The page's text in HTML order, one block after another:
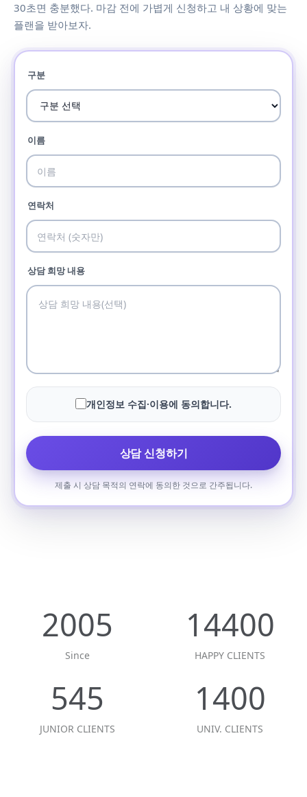
30초면 충분했다. 마감 전에 가볍게 신청하고 내 상황에 맞는
플랜을 받아보자.
구분
이름
연락처
상담 희망 내용
개인정보 수집·이용에 동의합니다.
상담 신청하기
제출 시 상담 목적의 연락에 동의한 것으로 간주됩니다.
2005
Since
14400
HAPPY CLIENTS
545
JUNIOR CLIENTS
1400
UNIV. CLIENTS